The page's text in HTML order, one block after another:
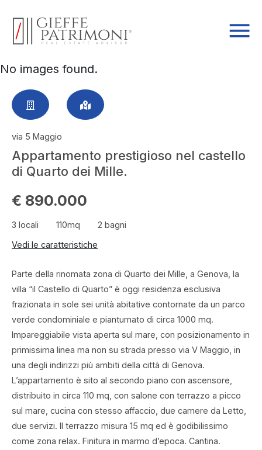
No images found.
via 5 Maggio
Appartamento prestigioso nel castello
di Quarto dei Mille.
€ 890.000
3 locali 110mq
2 bagni
Vedi le caratteristiche
Parte della rinomata zona di Quarto dei Mille, a Genova, la
villa “il Castello di Quarto” è oggi residenza esclusiva
frazionata in sole sei unità abitative contornate da un parco
verde condominiale e piantumato di circa 1000 mq.
Impareggiabile vista aperta sul mare, con posizionamento in
primissima linea ma non su strada presso via V Maggio, in
una degli indirizzi più ambiti della città di Genova.
L’appartamento è sito al secondo piano con ascensore,
distribuito in circa 110 mq, con salone con terrazzo a picco
sul mare, cucina con stesso affaccio, due camere da Letto,
due servizi. Il terrazzo misura 15 mq ed è godibilissimo
come zona relax. Finitura in marmo d’epoca. Cantina.